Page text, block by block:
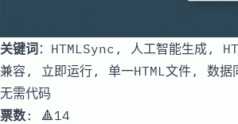
关键词：HTMLSync, 人工智能生成,
兼容, 立即运行, 单一HTML文件, 数据
无需代码
票数: 🔺14